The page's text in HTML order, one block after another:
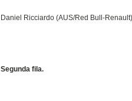
Daniel Ricciardo (AUS/Red Bull-Renault)
Segunda fila.